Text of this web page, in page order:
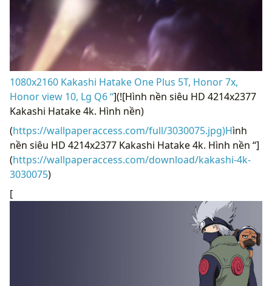
1080x2160 Kakashi Hatake One Plus 5T, Honor 7x,
Honor view 10, Lg Q6 “](![Hình nền siêu HD 4214x2377
Kakashi Hatake 4k. Hình nền)
(https://wallpaperaccess.com/full/3030075.jpg)Hình
nền siêu HD 4214x2377 Kakashi Hatake 4k. Hình nền “]
(https://wallpaperaccess.com/download/kakashi-4k-
3030075)
[